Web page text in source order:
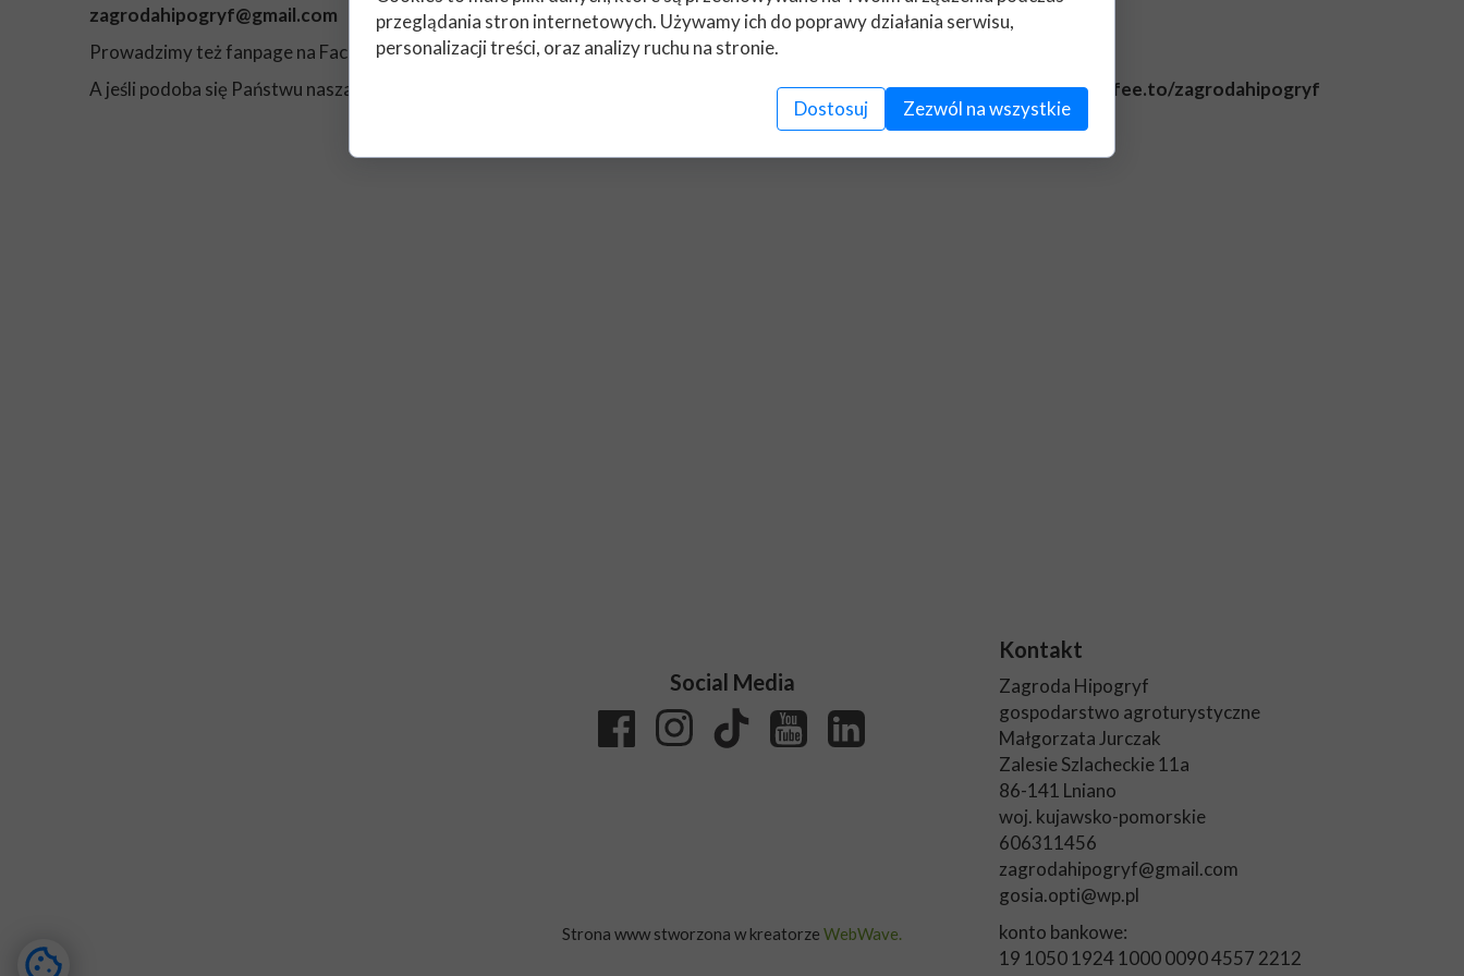
zagrodahipogryf@gmail.com
Prowadzimy też fanpage na Facebookuhttps://www.facebook.com/zagrodahipogryf
A jeśli podoba się Państwu nasza twórczość, nasze warsztaty, konie i ogród będziemy wdzięczni za wsparcie nahttps://buycoffee.to/zagrodahipogryf
Social Media
Kontakt
Zagroda Hipogryf
gospodarstwo agroturystyczne
Małgorzata Jurczak
Zalesie Szlacheckie 11a
86-141 Lniano
woj. kujawsko-pomorskie
606311456
zagrodahipogryf@gmail.com
gosia.opti@wp.pl
konto bankowe:
19 1050 1924 1000 0090 4557 2212
Strona www stworzona w kreatorze WebWave.
przeglądania stron internetowych. Używamy ich do poprawy działania serwisu,
personalizacji treści, oraz analizy ruchu na stronie.
Dostosuj Zezwól na wszystkie